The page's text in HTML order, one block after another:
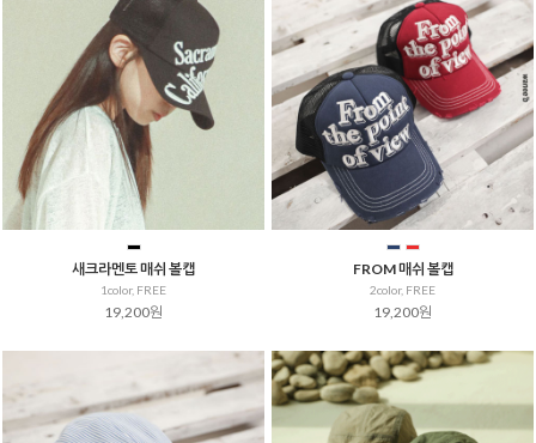
새크라멘토 매쉬 볼캡
1color, FREE
19,200원
FROM 매쉬 볼캡
2color, FREE
19,200원